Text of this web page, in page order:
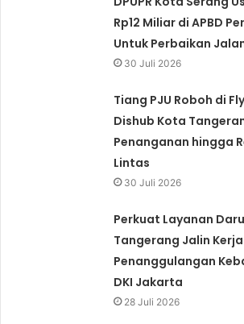
Rp12 Miliar di APBD
Untuk Perbaikan
30 Juli 2026
Tiang PJU Roboh di
Dishub Kota
Penanganan hingga
Lintas
30 Juli 2026
Perkuat Layanan
Tangerang Jalin
Penanggulangan
DKI Jakarta
28 Juli 2026